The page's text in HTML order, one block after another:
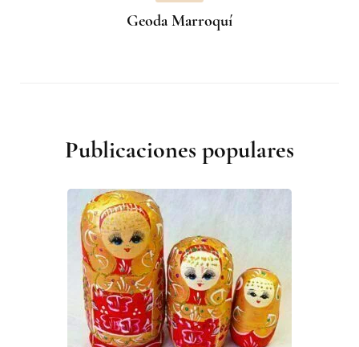
Geoda Marroquí
Publicaciones populares